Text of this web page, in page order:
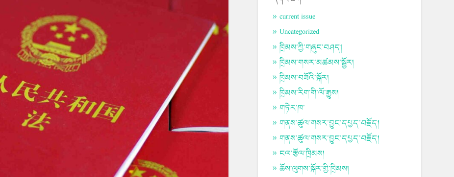
current issue
Uncategorized
ཁྲིམས་ཀྱི་གཞུང་བཤད།
ཁྲིམས་གསར་མཚམས་སྦྱོར།
ཁྲིམས་བཟོའི་སྐོར།
ཁྲིམས་རིག་གི་ལོ་རྒྱུས།
གཏེར་ཁ་
གནས་ཚུལ་གསར་བྱུང་དཔྱད་བརྗོད།
གནས་ཚུལ་གསར་བྱུང་དཔྱད་བརྗོད།
ངལ་རྩོལ་ཁྲིམས།
ཆོས་ལུགས་སྐོར་གྱི་ཁྲིམས།